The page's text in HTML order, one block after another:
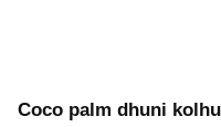
Coco palm dhuni kolhu